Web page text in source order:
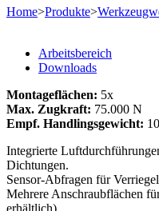
Home>Produkte>
Arbeitsbereich
Downloads
Montageflächen: 5x
Max. Zugkraft: 75.000 N
Empf. Handlingsgewicht:
Integrierte
Dichtungen.
Sensor-Abfragen für
Mehrere Anschraubflächen
erhältlich).